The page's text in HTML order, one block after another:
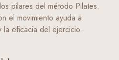
pilares del método Pilates.
el movimiento ayuda a
la eficacia del ejercicio.